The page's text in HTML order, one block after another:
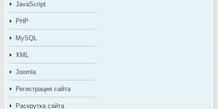
JavaScript
PHP
MySQL
XML
Joomla
Регистрация сайта
Раскрутка сайта